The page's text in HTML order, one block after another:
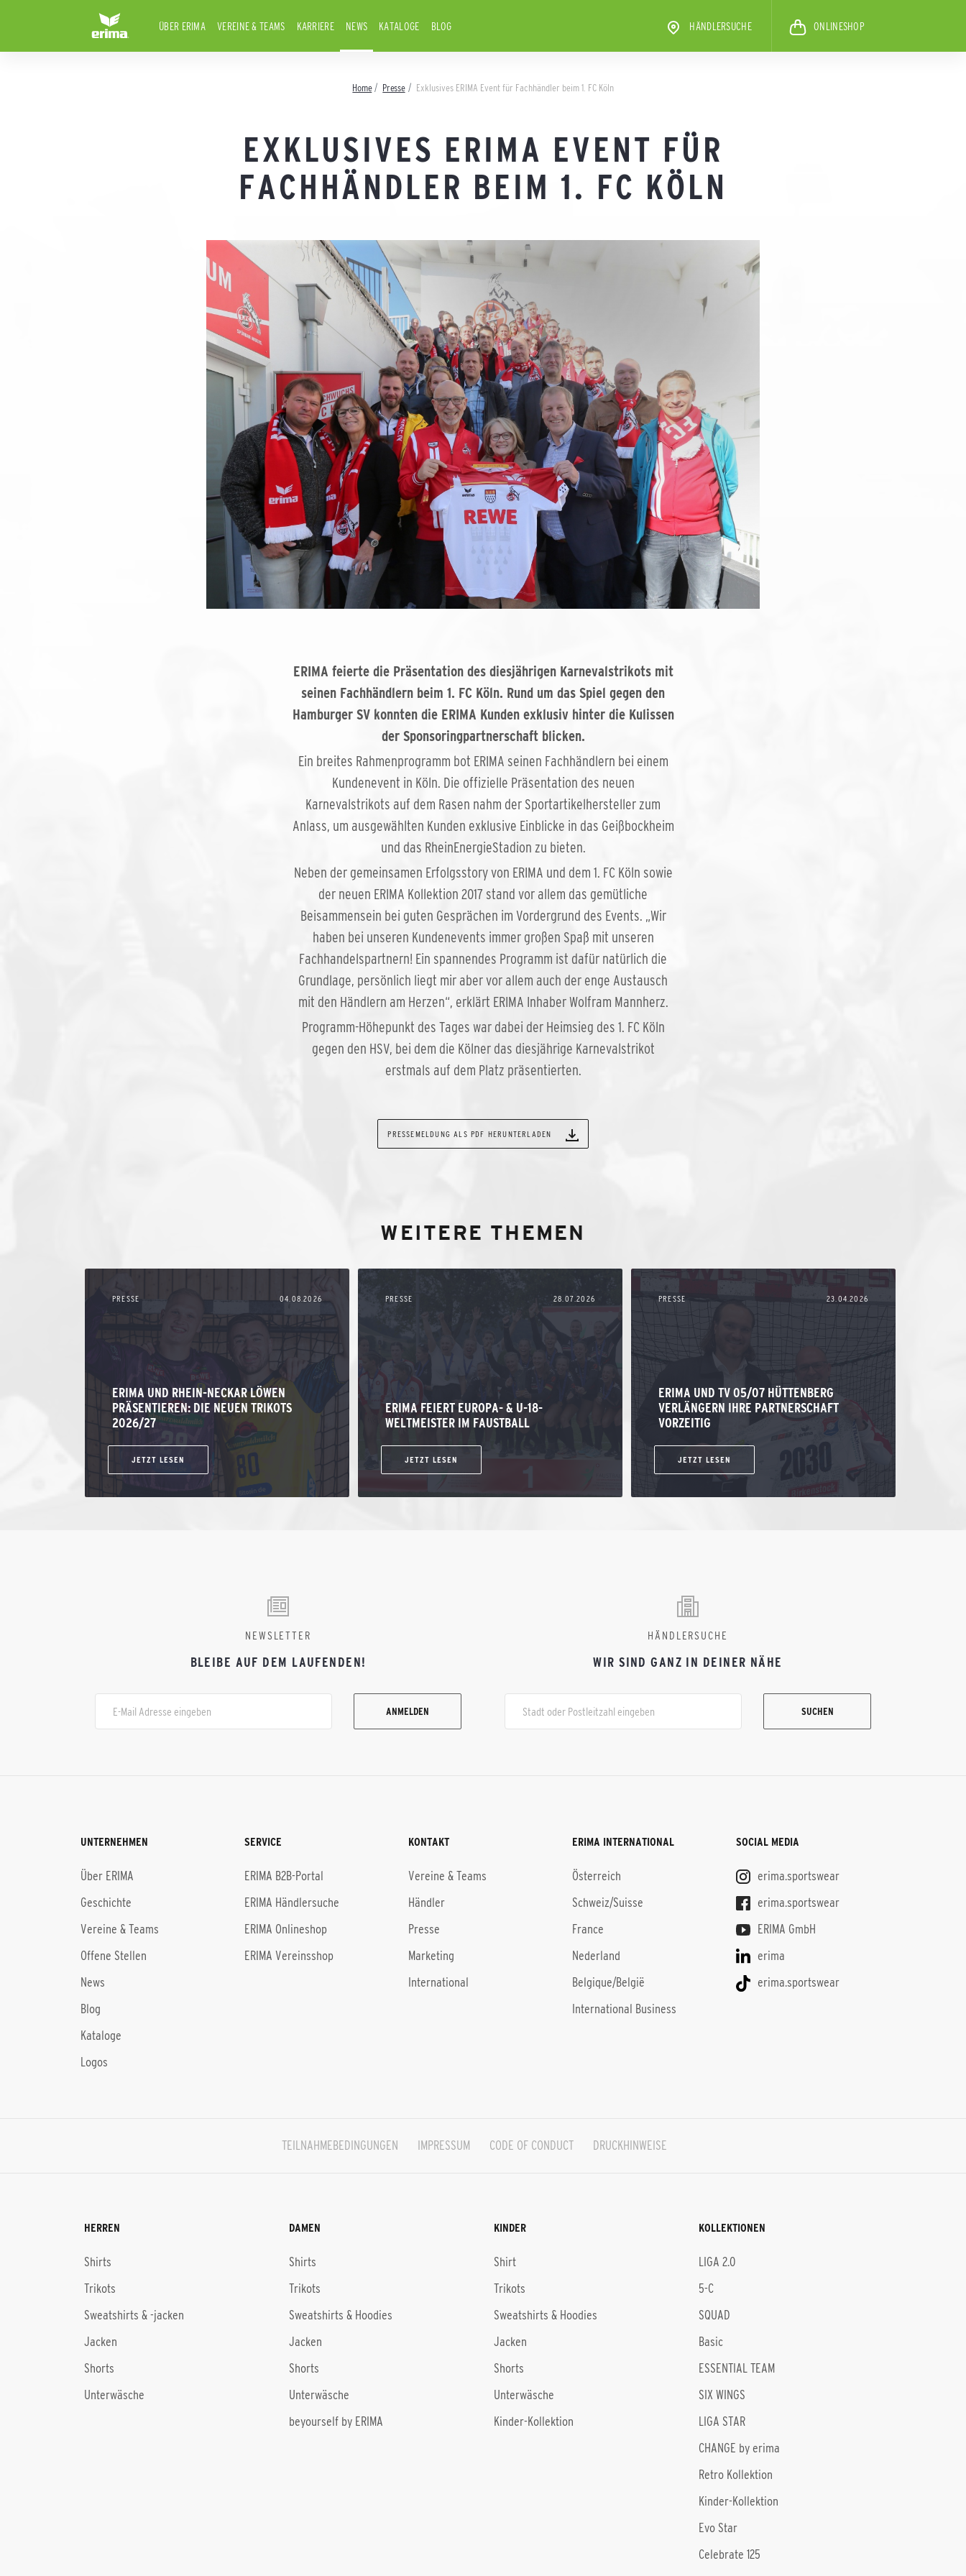
ÜBER ERIMA VEREINE & TEAMS KARRIERE NEWS KATALOGE BLOG HÄNDLERSUCHE ONLINESHOP
Home Presse Exklusives ERIMA Event für Fachhändler beim 1. FC Köln
EXKLUSIVES ERIMA EVENT FÜR
FACHHÄNDLER BEIM 1. FC KÖLN
ERIMA feierte die Präsentation des diesjährigen Karnevalstrikots mit
seinen Fachhändlern beim 1. FC Köln. Rund um das Spiel gegen den
Hamburger SV konnten die ERIMA Kunden exklusiv hinter die Kulissen
der Sponsoringpartnerschaft blicken.
Ein breites Rahmenprogramm bot ERIMA seinen Fachhändlern bei einem
Kundenevent in Köln. Die offizielle Präsentation des neuen
Karnevalstrikots auf dem Rasen nahm der Sportartikelhersteller zum
Anlass, um ausgewählten Kunden exklusive Einblicke in das Geißbockheim
und das RheinEnergieStadion zu bieten.
Neben der gemeinsamen Erfolgsstory von ERIMA und dem 1. FC Köln sowie
der neuen ERIMA Kollektion 2017 stand vor allem das gemütliche
Beisammensein bei guten Gesprächen im Vordergrund des Events. „Wir
haben bei unseren Kundenevents immer großen Spaß mit unseren
Fachhandelspartnern! Ein spannendes Programm ist dafür natürlich die
Grundlage, persönlich liegt mir aber vor allem auch der enge Austausch
mit den Händlern am Herzen“, erklärt ERIMA Inhaber Wolfram Mannherz.
Programm-Höhepunkt des Tages war dabei der Heimsieg des 1. FC Köln
gegen den HSV, bei dem die Kölner das diesjährige Karnevalstrikot
erstmals auf dem Platz präsentierten.
PRESSEMELDUNG ALS PDF HERUNTERLADEN
WEITERE THEMEN
PRESSE 04.08.2026
ERIMA UND RHEIN-NECKAR LÖWEN
PRÄSENTIEREN: DIE NEUEN TRIKOTS
2026/27
JETZT LESEN
PRESSE 28.07.2026
ERIMA FEIERT EUROPA- & U-18-
WELTMEISTER IM FAUSTBALL
JETZT LESEN
PRESSE 23.04.2026
ERIMA UND TV 05/07 HÜTTENBERG
VERLÄNGERN IHRE PARTNERSCHAFT
VORZEITIG
JETZT LESEN
NEWSLETTER
BLEIBE AUF DEM LAUFENDEN!
ANMELDEN
HÄNDLERSUCHE
WIR SIND GANZ IN DEINER NÄHE
SUCHEN
UNTERNEHMEN
Über ERIMA
Geschichte
Vereine & Teams
Offene Stellen
News
Blog
Kataloge
Logos
SERVICE
ERIMA B2B-Portal
ERIMA Händlersuche
ERIMA Onlineshop
ERIMA Vereinsshop
KONTAKT
Vereine & Teams
Händler
Presse
Marketing
International
ERIMA INTERNATIONAL
Österreich
Schweiz/Suisse
France
Nederland
Belgique/België
International Business
SOCIAL MEDIA
erima.sportswear
erima.sportswear
ERIMA GmbH
erima
erima.sportswear
TEILNAHMEBEDINGUNGEN IMPRESSUM CODE OF CONDUCT DRUCKHINWEISE
HERREN
Shirts
Trikots
Sweatshirts & -jacken
Jacken
Shorts
Unterwäsche
DAMEN
Shirts
Trikots
Sweatshirts & Hoodies
Jacken
Shorts
Unterwäsche
beyourself by ERIMA
KINDER
Shirt
Trikots
Sweatshirts & Hoodies
Jacken
Shorts
Unterwäsche
Kinder-Kollektion
KOLLEKTIONEN
LIGA 2.0
5-C
SQUAD
Basic
ESSENTIAL TEAM
SIX WINGS
LIGA STAR
CHANGE by erima
Retro Kollektion
Kinder-Kol­lek­ti­on
Evo Star
Celebrate 125